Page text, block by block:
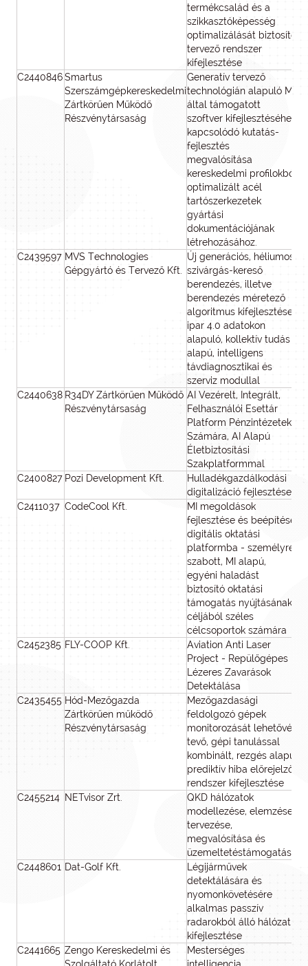
termékcsalád és a
szikkasztóképesség
optimalizálását biztosító
tervező rendszer
kifejlesztése
C2440846Smartus
Szerszámgépkereskedelmi
Zártkörűen Működő
Részvénytársaság
Generatív tervező
technológián alapuló MI
által támogatott
szoftver kifejlesztéséhez
kapcsolódó kutatás-
fejlesztés
megvalósítása
kereskedelmi profilokból
optimalizált acél
tartószerkezetek
gyártási
dokumentációjának
létrehozásához.
C2439597 MVS Technologies
Gépgyártó és Tervező Kft.
Új generációs, héliumos
szivárgás-kereső
berendezés, illetve
berendezés méretező
algoritmus kifejlesztése,
ipar 4.0 adatokon
alapuló, kollektív tudás
alapú, intelligens
távdiagnosztikai és
szerviz modullal
C2440638 R34DY Zártkörűen Működő
Részvénytársaság
AI Vezérelt, Integrált,
Felhasználói Esettár
Platform Pénzintézetek
Számára, AI Alapú
Életbiztosítási
Szakplatformmal
C2400827 Pozi Development Kft.
Hulladékgazdálkodási
digitalizáció fejlesztése
C2411037 CodeCool Kft.
MI megoldások
fejlesztése és beépítése
digitális oktatási
platformba - személyre
szabott, MI alapú,
egyéni haladást
biztosító oktatási
támogatás nyújtásának
céljából széles
célcsoportok számára
C2452385 FLY-COOP Kft.
Aviation Anti Laser
Project - Repülőgépes
Lézeres Zavarások
Detektálása
C2435455 Hód-Mezőgazda
Zártkörűen működő
Részvénytársaság
Mezőgazdasági
feldolgozó gépek
monitorozását lehetővé
tevő, gépi tanulással
kombinált, rezgés alapú,
prediktív hiba előrejelző
rendszer kifejlesztése
C2455214 NETvisor Zrt.
QKD hálózatok
modellezése, elemzése,
tervezése,
megvalósítása és
üzemeltetéstámogatása
C2448601 Dat-Golf Kft.
Légijárművek
detektálására és
nyomonkövetésére
alkalmas passzív
radarokból álló hálózat
kifejlesztése
C2441665 Zengo Kereskedelmi és
Mesterséges